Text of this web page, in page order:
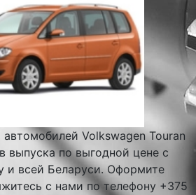
Volkswagen Touran
выпуска по выгодной цене с
и всей Беларуси. Оформите
с нами по телефону +375